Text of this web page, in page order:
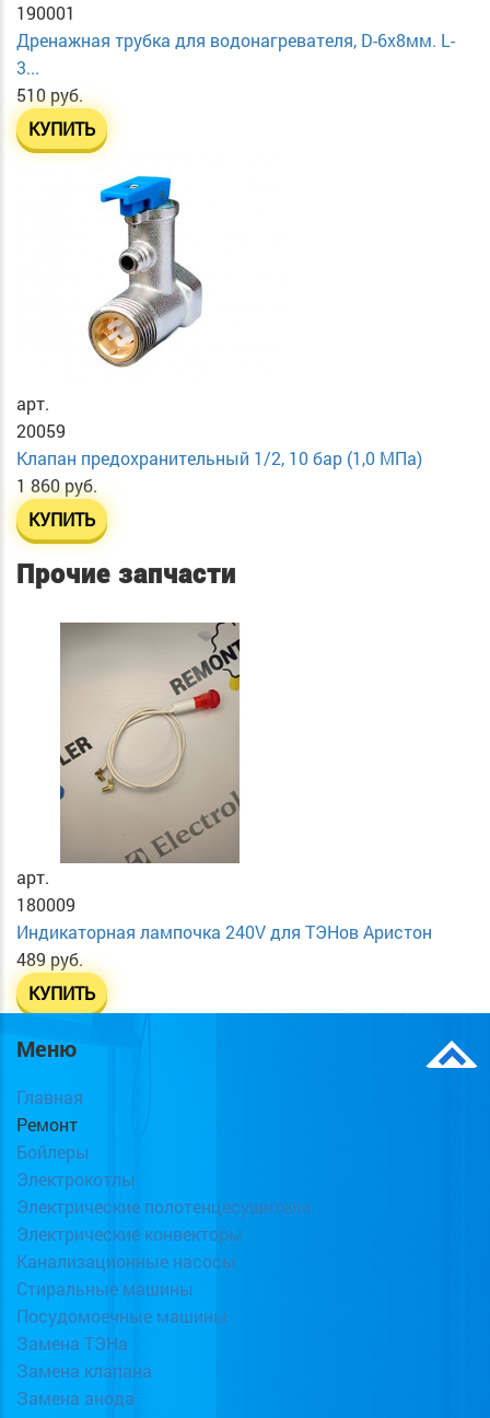
190001
Дренажная трубка для водонагревателя, D-6х8мм. L-
3...
510 руб.
КУПИТЬ
арт.
20059
Клапан предохранительный 1/2, 10 бар (1,0 МПа)
1 860 руб.
КУПИТЬ
Прочие запчасти
арт.
180009
Индикаторная лампочка 240V для ТЭНов Аристон
489 руб.
КУПИТЬ
Меню
Главная
Ремонт
Бойлеры
Электрокотлы
Электрические полотенцесушители
Электрические конвекторы
Канализационные насосы
Стиральные машины
Посудомоечные машины
Замена ТЭНа
Замена клапана
Замена анода